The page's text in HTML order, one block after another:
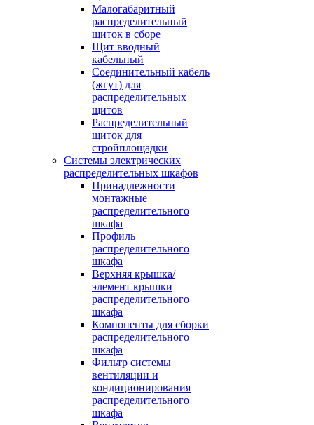
Малогабаритный
распределительный
щиток в сборе
Щит вводный
кабельный
Соединительный кабель
(жгут) для
распределительных
щитов
Распределительный
щиток для
стройплощадки
Системы электрических
распределительных шкафов
Принадлежности
монтажные
распределительного
шкафа
Профиль
распределительного
шкафа
Верхняя крышка/
элемент крышки
распределительного
шкафа
Компоненты для сборки
распределительного
шкафа
Фильтр системы
вентиляции и
кондиционирования
распределительного
шкафа